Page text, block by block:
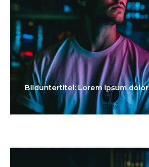
Bilduntertitel: Lorem ipsum dolor